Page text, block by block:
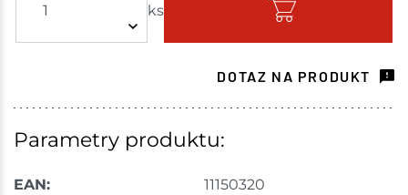
ks
Skladem - ihned k odeslání
Choceň 3 ks
DOTAZ NA PRODUKT
Parametry produktu:
EAN:
11150320